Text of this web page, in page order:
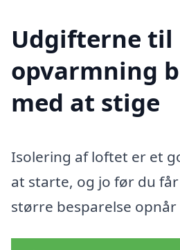
Udgifterne til
opvarmning
med at stige
Isolering af loftet er et
at starte, og jo før du
større besparelse opnår